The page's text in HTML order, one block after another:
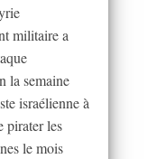
militaire a
la semaine
israélienne à
pirater les
le mois